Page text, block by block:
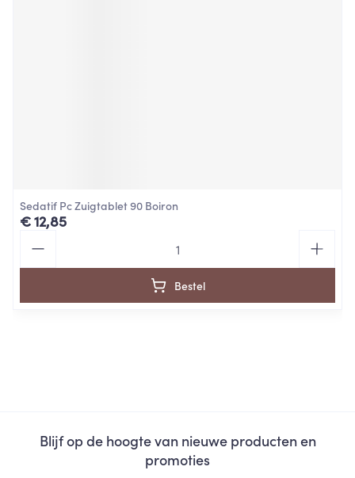
Sedatif Pc Zuigtablet 90 Boiron
€ 12,85
Bestel
Blijf op de hoogte van nieuwe producten en
promoties